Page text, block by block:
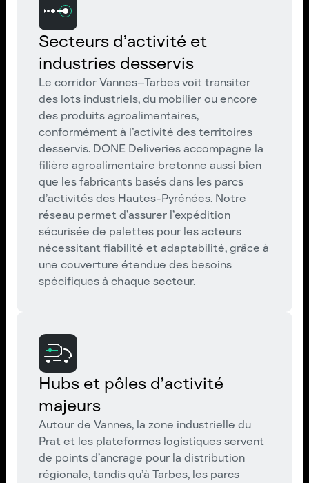
Secteurs d’activité et
industries desservis
Le corridor Vannes–Tarbes voit transiter
des lots industriels, du mobilier ou encore
des produits agroalimentaires,
conformément à l’activité des territoires
desservis. DONE Deliveries accompagne la
filière agroalimentaire bretonne aussi bien
que les fabricants basés dans les parcs
d’activités des Hautes-Pyrénées. Notre
réseau permet d’assurer l’expédition
sécurisée de palettes pour les acteurs
nécessitant fiabilité et adaptabilité, grâce à
une couverture étendue des besoins
spécifiques à chaque secteur.
Hubs et pôles d’activité
majeurs
Autour de Vannes, la zone industrielle du
Prat et les plateformes logistiques servent
de points d’ancrage pour la distribution
régionale, tandis qu’à Tarbes, les parcs